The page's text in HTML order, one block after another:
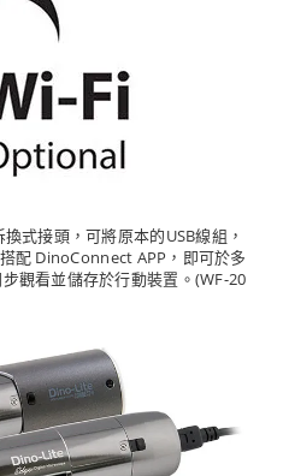
式接頭，可將原本的USB線組，
配 DinoConnect APP，即可於多
觀看並儲存於行動裝置。(WF-20